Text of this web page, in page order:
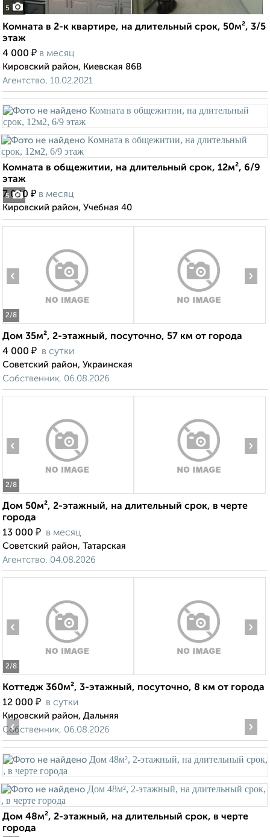
5
Комната в 2-к квартире, на длительный срок, 50м², 3/5
этаж
4 000 ₽ в месяц
Кировский район, Киевская 86В
Агентство, 10.02.2021
5
Комната в общежитии, на длительный срок, 12м², 6/9
этаж
7 000 ₽ в месяц
Кировский район, Учебная 40
2/8
‹ ›
Дом 35м², 2-этажный, посуточно, 57 км от города
4 000 ₽ в сутки
Советский район, Украинская
Собственник, 06.08.2026
2/8
‹ ›
Дом 50м², 2-этажный, на длительный срок, в черте
города
13 000 ₽ в месяц
Советский район, Татарская
Агентство, 04.08.2026
2/8
‹ ›
Коттедж 360м², 3-этажный, посуточно, 8 км от города
12 000 ₽ в сутки
Кировский район, Дальняя
Собственник, 06.08.2026
‹ ›
Дом 48м², 2-этажный, на длительный срок, в черте
города